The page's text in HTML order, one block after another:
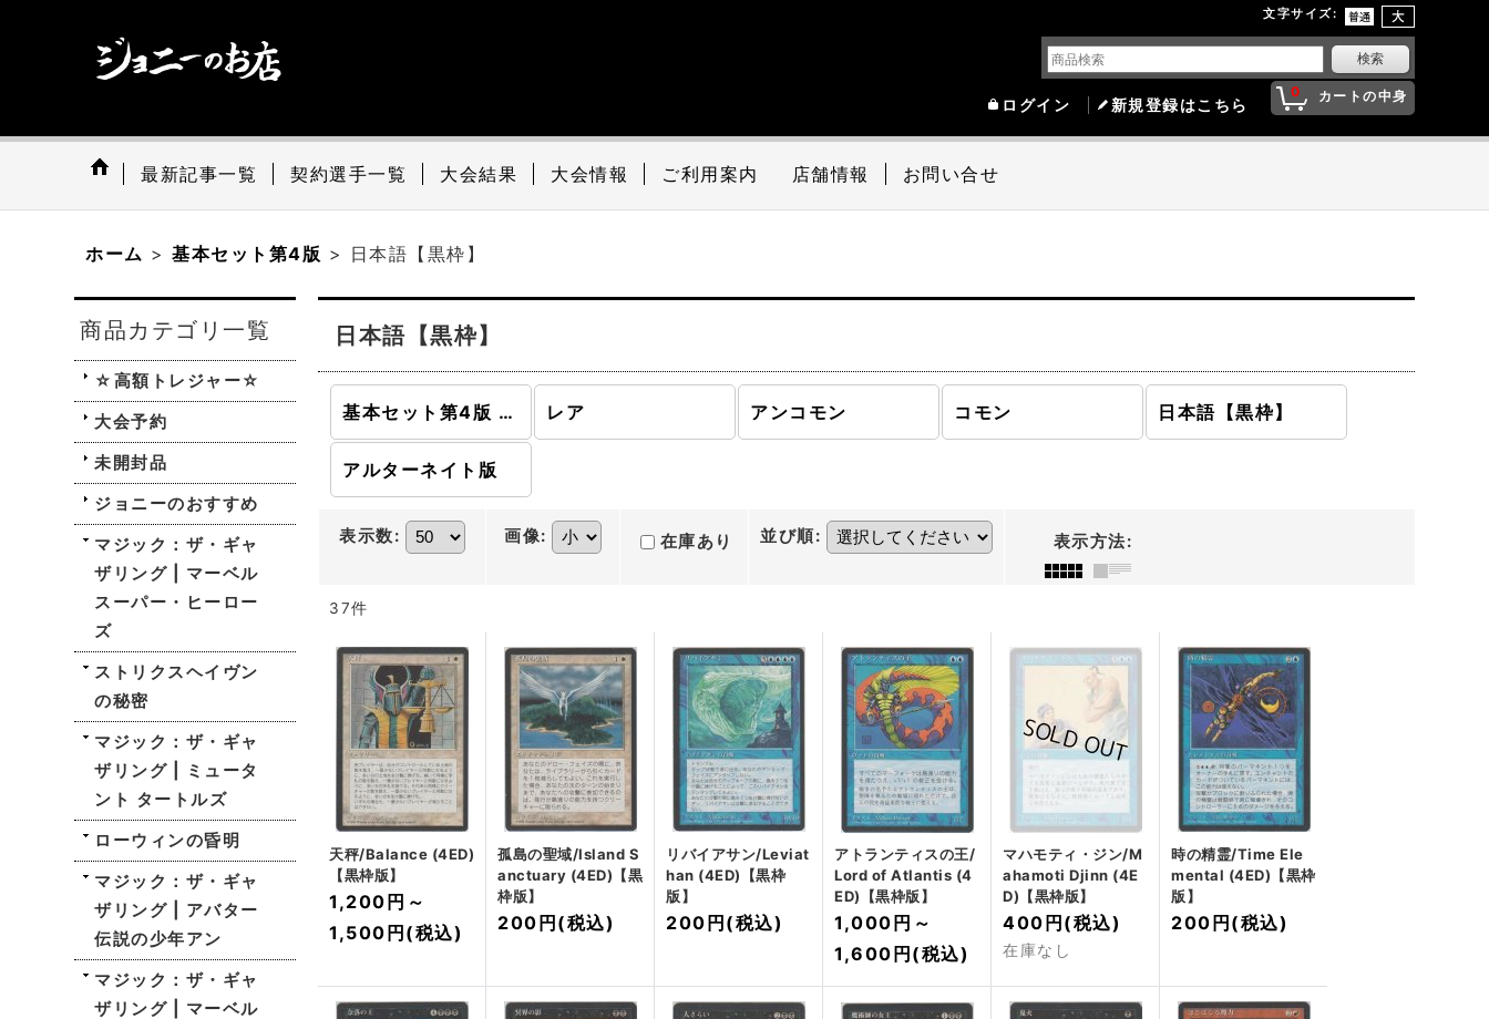
文字サイズ:
0 カートの中身
ログイン 新規登録はこちら
最新記事一覧 契約選手一覧 大会結果 大会情報 ご利用案内 店舗情報 お問い合せ
ホーム > 基本セット第4版 > 日本語【黒枠】
商品カテゴリ一覧
☆高額トレジャー☆
大会予約
未開封品
ジョニーのおすすめ
マジック：ザ・ギャ
ザリング | マーベル
スーパー・ヒーロー
ズ
ストリクスヘイヴン
の秘密
マジック：ザ・ギャ
ザリング | ミュータ
ント タートルズ
ローウィンの昏明
マジック：ザ・ギャ
ザリング | アバター
伝説の少年アン
マジック：ザ・ギャ
ザリング | マーベル
日本語【黒枠】
基本セット第4版 (全商品) レア アンコモン コモン 日本語【黒枠】
アルターネイト版
表示数: 画像: 在庫あり 並び順: 表示方法:
37件
天秤/Balance (4ED)
【黒枠版】
1,200円 ～
1,500円 (税込)
孤島の聖域/Island S
anctuary (4ED)【黒
枠版】
200円 (税込)
リバイアサン/Leviat
han (4ED)【黒枠
版】
200円 (税込)
アトランティスの王/
Lord of Atlantis (4
ED)【黒枠版】
1,000円 ～
1,600円 (税込)
マハモティ・ジン/M
ahamoti Djinn (4E
D)【黒枠版】
400円 (税込)
在庫なし
時の精霊/Time Ele
mental (4ED)【黒枠
版】
200円 (税込)